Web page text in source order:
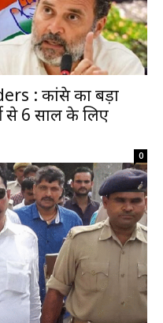
: कांग्रेस का बड़ा
से 6 साल के लिए
0